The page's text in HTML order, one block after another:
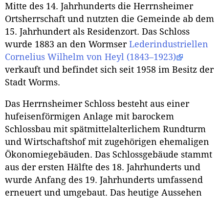
Mitte des 14. Jahrhunderts die Herrnsheimer
Ortsherrschaft und nutzten die Gemeinde ab dem
15. Jahrhundert als Residenzort. Das Schloss
wurde 1883 an den Wormser Lederindustriellen
Cornelius Wilhelm von Heyl (1843–1923)
verkauft und befindet sich seit 1958 im Besitz der
Stadt Worms.
Das Herrnsheimer Schloss besteht aus einer
hufeisenförmigen Anlage mit barockem
Schlossbau mit spätmittelalterlichem Rundturm
und Wirtschaftshof mit zugehörigen ehemaligen
Ökonomiegebäuden. Das Schlossgebäude stammt
aus der ersten Hälfte des 18. Jahrhunderts und
wurde Anfang des 19. Jahrhunderts umfassend
erneuert und umgebaut. Das heutige Aussehen